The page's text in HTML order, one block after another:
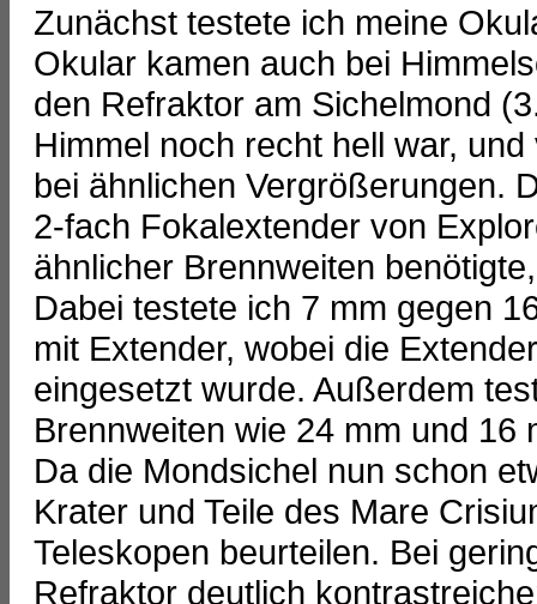
Zunächst testete ich meine
Okular kamen auch bei
den Refraktor am Sichelmond
Himmel noch recht hell war,
bei ähnlichen Vergrößerungen.
2-fach Fokalextender von
ähnlicher Brennweiten
Dabei testete ich 7 mm gegen
mit Extender, wobei die
eingesetzt wurde. Außerdem
Brennweiten wie 24 mm und 16
Da die Mondsichel nun schon
Krater und Teile des Mare
Teleskopen beurteilen. Bei
Refraktor deutlich